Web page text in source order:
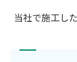
当社で施工し